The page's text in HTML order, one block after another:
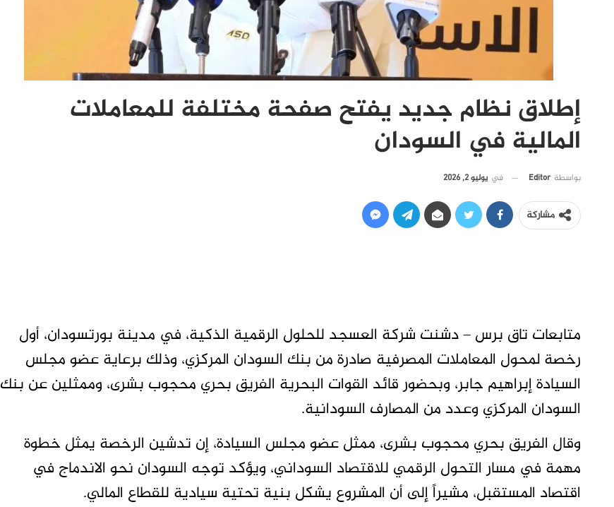
إطلاق نظام جديد يفتح صفحة مختلفة للمعاملات
المالية في السودان
بواسطة Editor في يوليو 2, 2026
مشاركة
متابعات تاق برس – دشنت شركة العسجد للحلول الرقمية الذكية، في مدينة بورتسودان، أول
رخصة لمحول المعاملات المصرفية صادرة من بنك السودان المركزي، وذلك برعاية عضو مجلس
السيادة إبراهيم جابر، وبحضور قائد القوات البحرية الفريق بحري محجوب بشرى، وممثلين عن بنك
السودان المركزي وعدد من المصارف السودانية.
وقال الفريق بحري محجوب بشرى، ممثل عضو مجلس السيادة، إن تدشين الرخصة يمثل خطوة
مهمة في مسار التحول الرقمي للاقتصاد السوداني، ويؤكد توجه السودان نحو الاندماج في
اقتصاد المستقبل، مشيراً إلى أن المشروع يشكل بنية تحتية سيادية للقطاع المالي.